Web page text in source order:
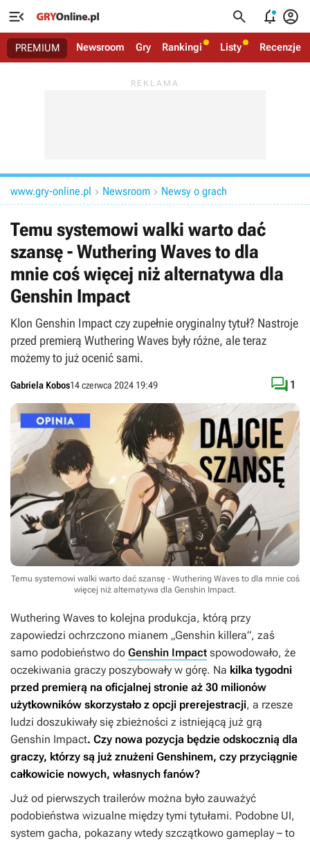
   
PREMIUM Newsroom Gry Rankingi Listy Recenzje
www.gry-online.pl  Newsroom  Newsy o grach
Temu systemowi walki warto dać
szansę - Wuthering Waves to dla
mnie coś więcej niż alternatywa dla
Genshin Impact
Klon Genshin Impact czy zupełnie oryginalny tytuł? Nastroje
przed premierą Wuthering Waves były różne, ale teraz
możemy to już ocenić sami.
Gabriela Kobos14 czerwca 2024 19:49  1
Temu systemowi walki warto dać szansę - Wuthering Waves to dla mnie coś
więcej niż alternatywa dla Genshin Impact.
Wuthering Waves to kolejna produkcja, którą przy
zapowiedzi ochrzczono mianem „Genshin killera”, zaś
samo podobieństwo do Genshin Impact spowodowało, że
oczekiwania graczy poszybowały w górę. Na kilka tygodni
przed premierą na oficjalnej stronie aż 30 milionów
użytkowników skorzystało z opcji prerejestracji, a rzesze
ludzi doszukiwały się zbieżności z istniejącą już grą
Genshin Impact. Czy nowa pozycja będzie odskocznią dla
graczy, którzy są już znużeni Genshinem, czy przyciągnie
całkowicie nowych, własnych fanów?
Już od pierwszych trailerów można było zauważyć
podobieństwa wizualne między tymi tytułami. Podobne UI,
system gacha, pokazany wtedy szczątkowo gameplay – to